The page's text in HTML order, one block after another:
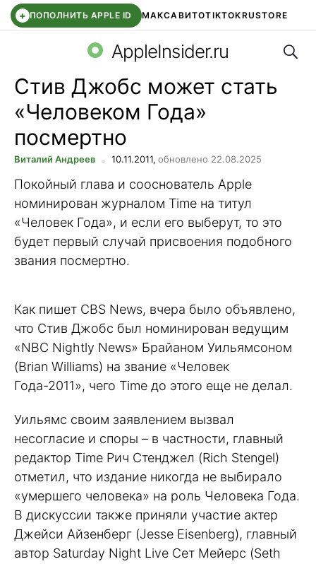
+ ПОПОЛНИТЬ APPLE ID МАКСАВИТОTIKTOKRUSTORE
WB КЛУБIOS 26.6 DDE STORE
AppleInsider.ru
Стив Джобс может стать
«Человеком Года»
посмертно
Виталий Андреев 10.11.2011, обновлено 22.08.2025
Покойный глава и сооснователь Apple
номинирован журналом Time на титул
«Человек Года», и если его выберут, то это
будет первый случай присвоения подобного
звания посмертно.
Как пишет CBS News, вчера было объявлено,
что Стив Джобс был номинирован ведущим
«NBC Nightly News» Брайаном Уильямсоном
(Brian Williams) на звание «Человек
Года-2011», чего Time до этого еще не делал.
Уильямс своим заявлением вызвал
несогласие и споры – в частности, главный
редактор Time Рич Стенджел (Rich Stengel)
отметил, что издание никогда не выбирало
«умершего человека» на роль Человека Года.
В дискуссии также приняли участие актер
Джейси Айзенберг (Jesse Eisenberg), главный
автор Saturday Night Live Сет Мейерс (Seth